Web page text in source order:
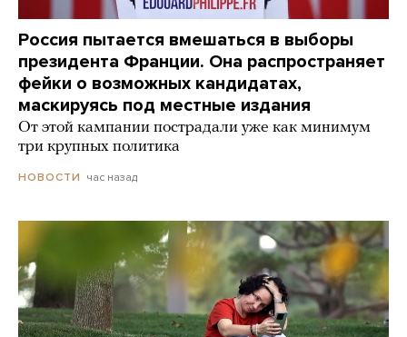
Россия пытается вмешаться в выборы
президента Франции. Она распространяет
фейки о возможных кандидатах,
маскируясь под местные издания
От этой кампании пострадали уже как минимум
три крупных политика
НОВОСТИ час назад